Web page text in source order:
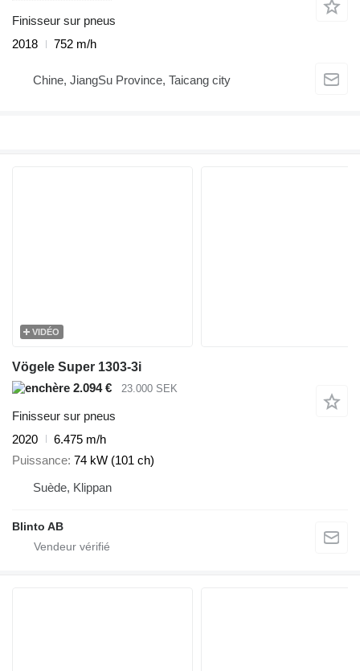
Finisseur sur pneus
2018
752 m/h
Chine, JiangSu Province, Taicang city
VIDÉO
Vögele Super 1303-3i
2.094 €
23.000 SEK
Finisseur sur pneus
2020
6.475 m/h
Puissance 74 kW (101 ch)
Suède, Klippan
Blinto AB